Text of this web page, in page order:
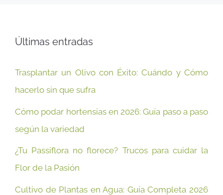
Últimas entradas
Trasplantar un Olivo con Éxito: Cuándo y Cómo
hacerlo sin que sufra
Cómo podar hortensias en 2026: Guía paso a paso
según la variedad
¿Tu Passiflora no florece? Trucos para cuidar la
Flor de la Pasión
Cultivo de Plantas en Agua: Guía Completa 2026